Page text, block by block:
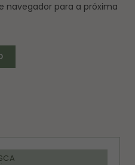
navegador para a próxima